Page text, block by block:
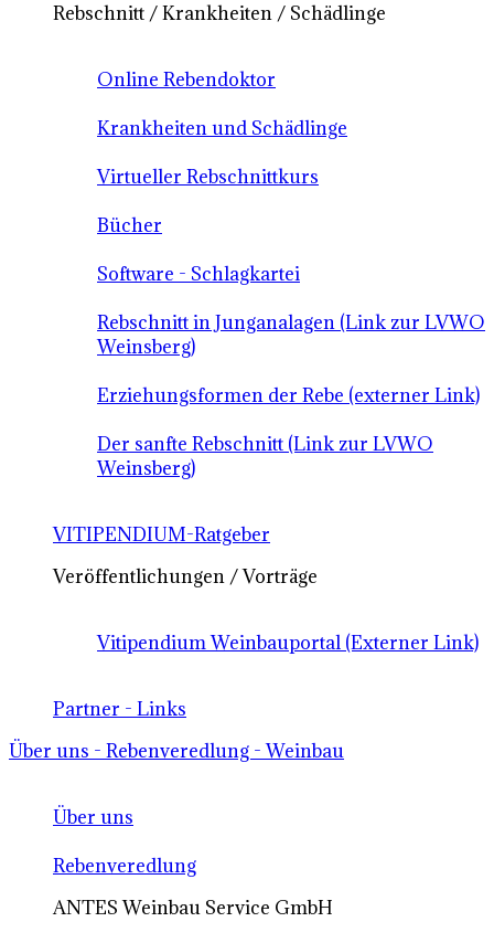
Rebschnitt / Krankheiten / Schädlinge
Online Rebendoktor
Krankheiten und Schädlinge
Virtueller Rebschnittkurs
Bücher
Software - Schlagkartei
Rebschnitt in Junganalagen (Link zur LVWO
Weinsberg)
Erziehungsformen der Rebe (externer Link)
Der sanfte Rebschnitt (Link zur LVWO
Weinsberg)
VITIPENDIUM-Ratgeber
Veröffentlichungen / Vorträge
Vitipendium Weinbauportal (Externer Link)
Partner - Links
Über uns - Rebenveredlung - Weinbau
Über uns
Rebenveredlung
ANTES Weinbau Service GmbH